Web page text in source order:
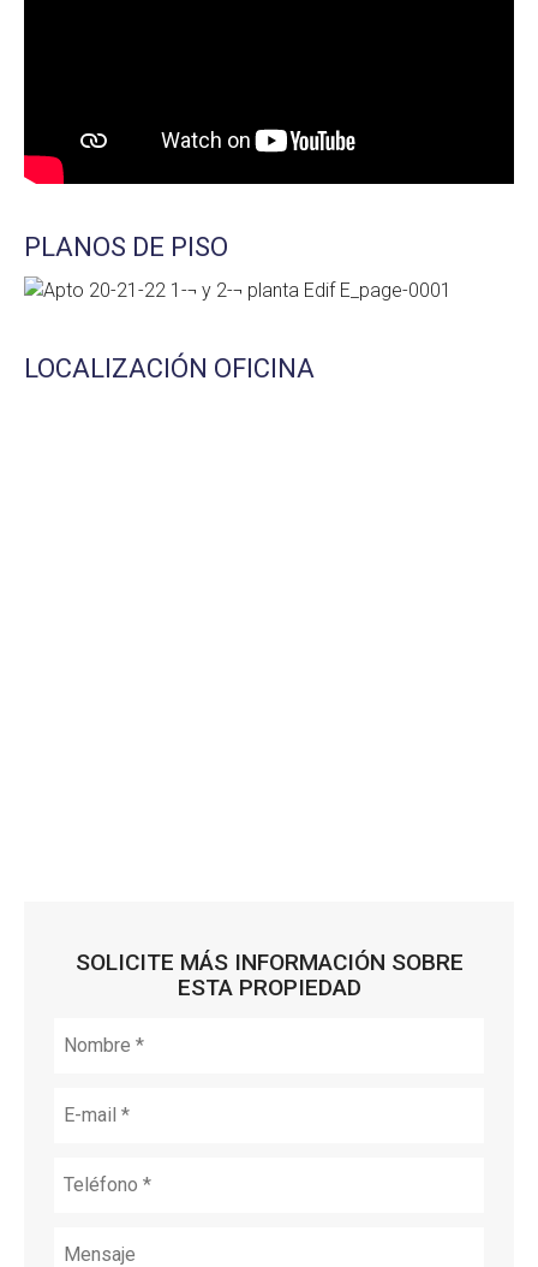
PLANOS DE PISO
LOCALIZACIÓN OFICINA
SOLICITE MÁS INFORMACIÓN SOBRE
ESTA PROPIEDAD